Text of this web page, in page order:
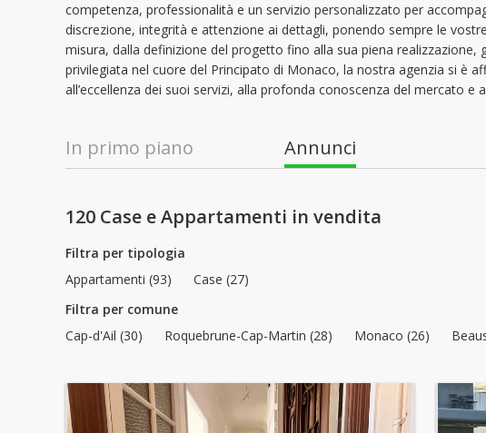
lunedì:
martedì:
mercoledì:
competenza, professionalità e un servizio personalizzato per
discrezione, integrità e attenzione ai dettagli, ponendo sempre le
misura, dalla definizione del progetto fino alla sua piena
privilegiata nel cuore del Principato di Monaco, la nostra agenzia si è
all’eccellenza dei suoi servizi, alla profonda conoscenza del mercato e
In primo piano Annunci
120 Case e Appartamenti in vendita
Filtra per tipologia
Appartamenti (93)
Case (27)
Filtra per comune
Cap-d'Ail (30)
Roquebrune-Cap-Martin (28) Monaco (26)